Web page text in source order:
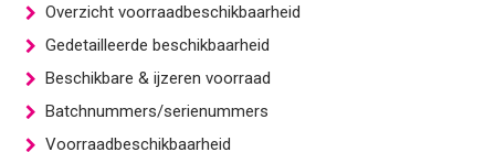
Overzicht voorraadbeschikbaarheid
Gedetailleerde beschikbaarheid
Beschikbare & ijzeren voorraad
Batchnummers/serienummers
Voorraadbeschikbaarheid